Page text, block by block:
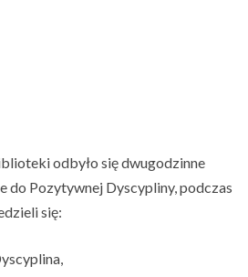
odbyło się dwugodzinne
do Pozytywnej Dyscypliny, podczas
się: